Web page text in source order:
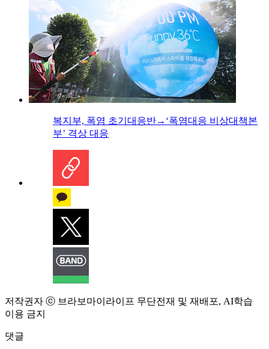
복지부, 폭염 초기대응반→‘폭염대응 비상대책본
부’ 격상 대응
저작권자 ⓒ 브라보마이라이프 무단전재 및 재배포, AI학습
이용 금지
댓글